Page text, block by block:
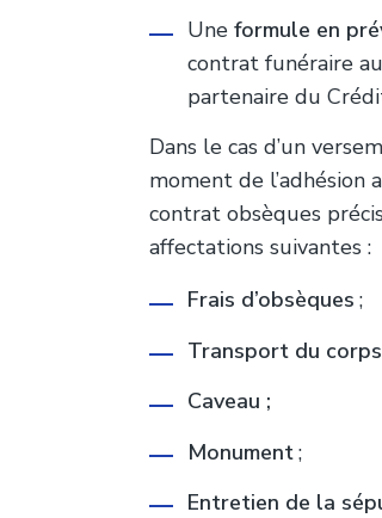
Une formule en
contrat funéraire
partenaire du
Dans le cas d’un
moment de l’adhésion
contrat obsèques
affectations suivantes :
Frais d’obsèques ;
Transport du
Caveau ;
Monument;
Entretien de la